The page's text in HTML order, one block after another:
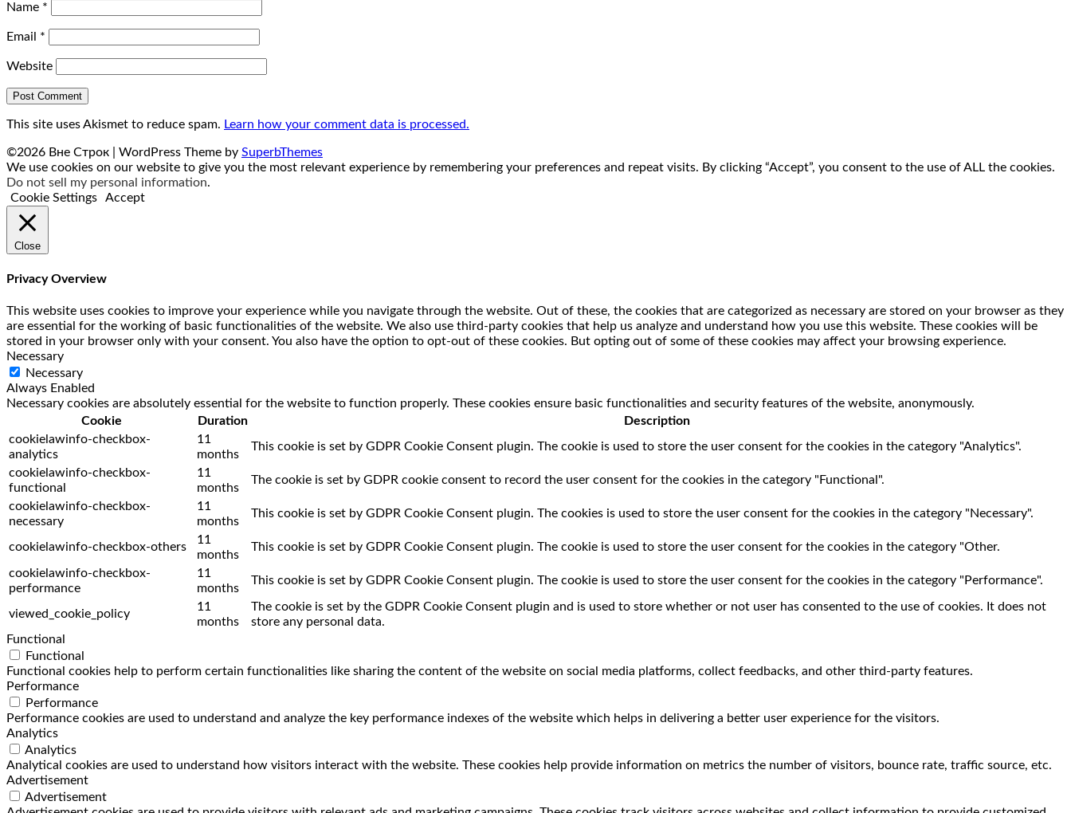
Name *
Email *
Website
This site uses Akismet to reduce spam. Learn how your comment data is processed.
©2026 Вне Строк | WordPress Theme by SuperbThemes
We use cookies on our website to give you the most relevant experience by remembering your preferences and repeat visits. By clicking “Accept”, you consent to the use of ALL the cookies.
Do not sell my personal information.
Cookie Settings
Accept
Close
Privacy Overview
This website uses cookies to improve your experience while you navigate through the website. Out of these, the cookies that are categorized as necessary are stored on your browser as they
are essential for the working of basic functionalities of the website. We also use third-party cookies that help us analyze and understand how you use this website. These cookies will be
stored in your browser only with your consent. You also have the option to opt-out of these cookies. But opting out of some of these cookies may affect your browsing experience.
Necessary
Necessary
Always Enabled
Necessary cookies are absolutely essential for the website to function properly. These cookies ensure basic functionalities and security features of the website, anonymously.
Cookie
Duration
Description
cookielawinfo-checkbox-
analytics
11
months
This cookie is set by GDPR Cookie Consent plugin. The cookie is used to store the user consent for the cookies in the category "Analytics".
cookielawinfo-checkbox-
functional
11
months
The cookie is set by GDPR cookie consent to record the user consent for the cookies in the category "Functional".
cookielawinfo-checkbox-
necessary
11
months
This cookie is set by GDPR Cookie Consent plugin. The cookies is used to store the user consent for the cookies in the category "Necessary".
cookielawinfo-checkbox-others
11
months
This cookie is set by GDPR Cookie Consent plugin. The cookie is used to store the user consent for the cookies in the category "Other.
cookielawinfo-checkbox-
performance
11
months
This cookie is set by GDPR Cookie Consent plugin. The cookie is used to store the user consent for the cookies in the category "Performance".
viewed_cookie_policy
11
months
The cookie is set by the GDPR Cookie Consent plugin and is used to store whether or not user has consented to the use of cookies. It does not
store any personal data.
Functional
Functional
Functional cookies help to perform certain functionalities like sharing the content of the website on social media platforms, collect feedbacks, and other third-party features.
Performance
Performance
Performance cookies are used to understand and analyze the key performance indexes of the website which helps in delivering a better user experience for the visitors.
Analytics
Analytics
Analytical cookies are used to understand how visitors interact with the website. These cookies help provide information on metrics the number of visitors, bounce rate, traffic source, etc.
Advertisement
Advertisement